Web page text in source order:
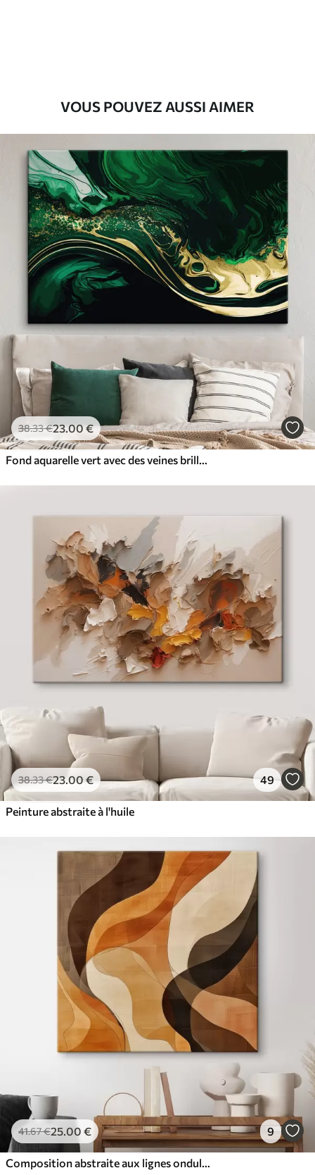
VOUS POUVEZ AUSSI AIMER
38.33€23.00€
Fond aquarelle vert avec des veines brillantes
38.33€23.00€ 49
Peinture abstraite à l'huile
41.67€25.00 € 9
Composition abstraite aux lignes ondulées dynamiques, dans une palette de tons brun terre cuite